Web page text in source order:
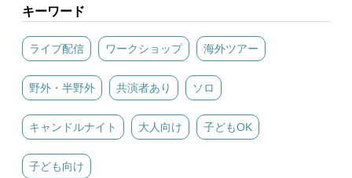
キーワード
ライブ配信 ワークショップ 海外ツアー
野外・半野外 共演者あり ソロ
キャンドルナイト 大人向け 子どもOK
子ども向け